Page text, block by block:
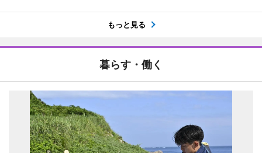
もっと見る
暮らす・働く